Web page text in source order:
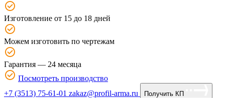
Изготовление от 15 до 18 дней
Можем изготовить по чертежам
Гарантия — 24 месяца
Посмотреть производство
+7 (3513) 75-61-01 zakaz@profil-arma.ru Получить КП